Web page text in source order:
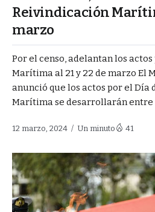
Reivindicación
marzo
Por el censo, adelantan los
Marítima al 21 y 22 de marzo El
anunció que los actos por el Día
Marítima se desarrollarán entre
12 marzo, 2024 Un minuto 41